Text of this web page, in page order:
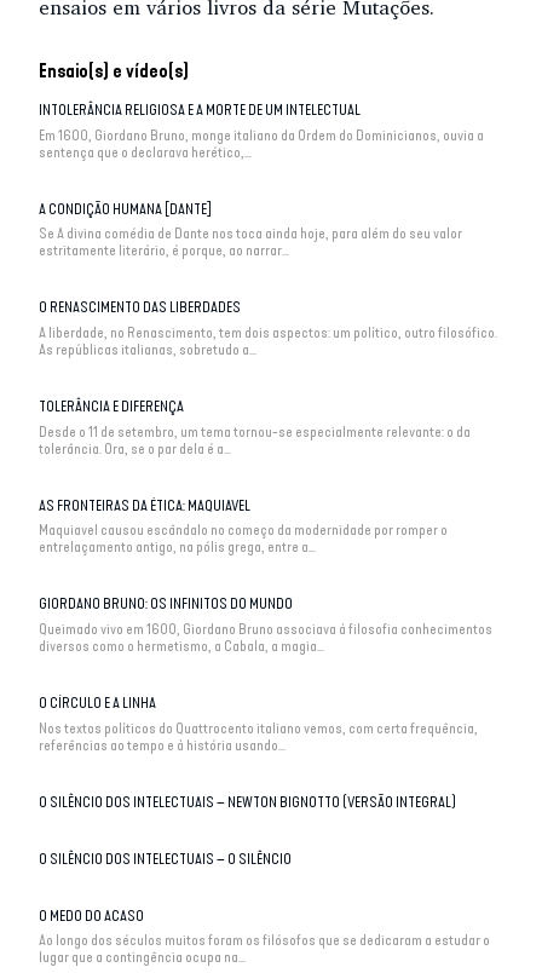
Ensaio(s) e vídeo(s)
INTOLERÂNCIA RELIGIOSA E A MORTE DE UM INTELECTUAL
Em 1600, Giordano Bruno, monge italiano da Ordem do Dominicianos, ouvia a
sentença que o declarava herético,...
A CONDIÇÃO HUMANA [DANTE]
Se A divina comédia de Dante nos toca ainda hoje, para além do seu valor
estritamente literário, é porque, ao narrar...
O RENASCIMENTO DAS LIBERDADES
A liberdade, no Renascimento, tem dois aspectos: um político, outro filosófico.
As repúblicas italianas, sobretudo a...
TOLERÂNCIA E DIFERENÇA
Desde o 11 de setembro, um tema tornou-se especialmente relevante: o da
tolerância. Ora, se o par dela é a...
AS FRONTEIRAS DA ÉTICA: MAQUIAVEL
Maquiavel causou escândalo no começo da modernidade por romper o
entrelaçamento antigo, na pólis grega, entre a...
GIORDANO BRUNO: OS INFINITOS DO MUNDO
Queimado vivo em 1600, Giordano Bruno associava à filosofia conhecimentos
diversos como o hermetismo, a Cabala, a magia...
O CÍRCULO E A LINHA
Nos textos políticos do Quattrocento italiano vemos, com certa frequência,
referências ao tempo e à história usando...
O SILÊNCIO DOS INTELECTUAIS – NEWTON BIGNOTTO (VERSÃO INTEGRAL)
O SILÊNCIO DOS INTELECTUAIS – O SILÊNCIO
O MEDO DO ACASO
Ao longo dos séculos muitos foram os filósofos que se dedicaram a estudar o
lugar que a contingência ocupa na...
ensaios em vários livros da série Mutações.